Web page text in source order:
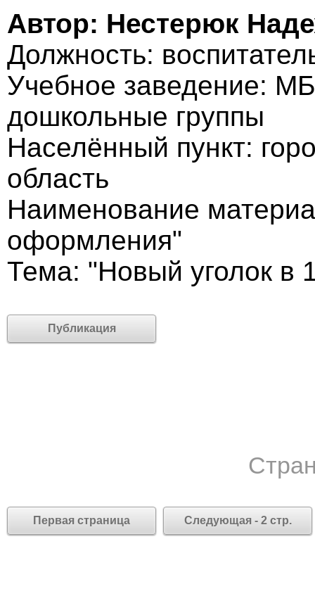
Автор: Нестерюк
Должность:
Учебное заведение:
дошкольные группы
Населённый пункт:
область
Наименование
оформления"
Тема: "Новый уголок в
Публикация
Первая страница Следующая - 2 стр.